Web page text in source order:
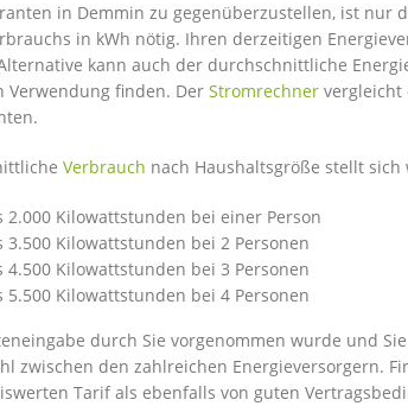
in Demmin zu gegenüberzustellen, ist nur
in kWh nötig. Ihren derzeitigen
kann auch der durchschnittliche
Verwendung finden. Der Stromrechner vergleicht
Verbrauch nach Haushaltsgröße stellt sich
2.000 Kilowattstunden bei einer Person
3.500 Kilowattstunden bei 2 Personen
4.500 Kilowattstunden bei 3 Personen
5.500 Kilowattstunden bei 4 Personen
durch Sie vorgenommen wurde und
zwischen den zahlreichen Energieversorgern.
Tarif als ebenfalls von guten